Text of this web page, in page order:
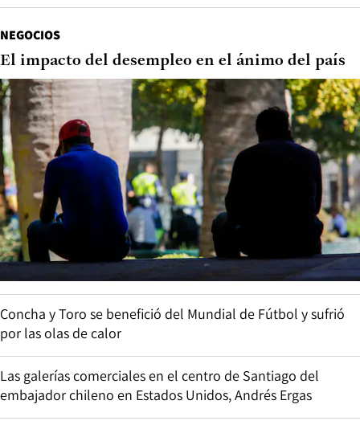
NEGOCIOS
El impacto del desempleo en el ánimo del país
Concha y Toro se benefició del Mundial de Fútbol y sufrió
por las olas de calor
Las galerías comerciales en el centro de Santiago del
embajador chileno en Estados Unidos, Andrés Ergas